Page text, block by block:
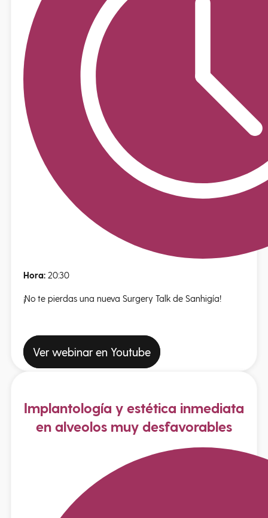
Hora: 20:30
¡No te pierdas una nueva Surgery Talk de Sanhigía!
Ver webinar en Youtube
Implantología y estética inmediata
en alveolos muy desfavorables